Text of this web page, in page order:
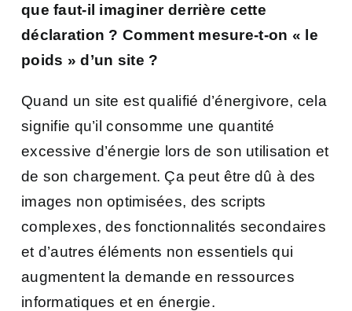
que faut-il imaginer derrière cette
déclaration ? Comment mesure-t-on « le
poids » d’un site ?
Quand un site est qualifié d’énergivore, cela
signifie qu’il consomme une quantité
excessive d’énergie lors de son utilisation et
de son chargement. Ça peut être dû à des
images non optimisées, des scripts
complexes, des fonctionnalités secondaires
et d’autres éléments non essentiels qui
augmentent la demande en ressources
informatiques et en énergie.